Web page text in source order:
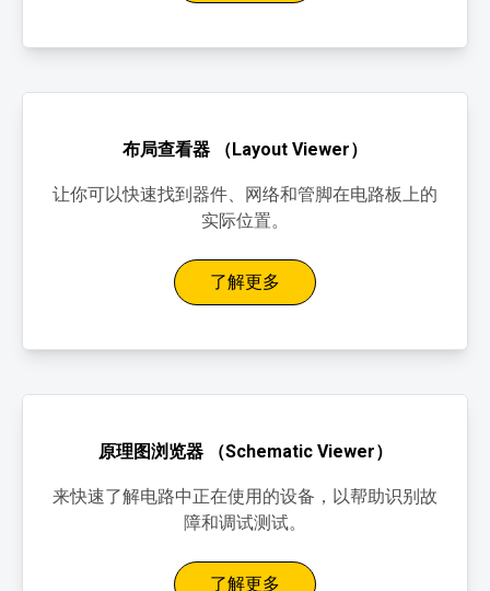
布局查看器 （Layout Viewer）
让你可以快速找到器件、网络和管脚在电路板上的
实际位置。
了解更多
原理图浏览器 （Schematic Viewer）
来快速了解电路中正在使用的设备，以帮助识别故
障和调试测试。
了解更多